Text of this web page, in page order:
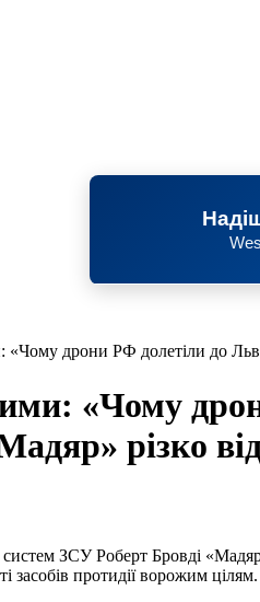
дрони РФ долетіли до
«Чому
різко
систем ЗСУ Роберт Бровді
засобів протидії ворожим цілям.